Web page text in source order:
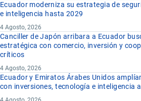
Ecuador moderniza su estrategia de
e inteligencia hasta 2029
4 Agosto, 2026
Canciller de Japón arribara a Ecuador
estratégica con comercio, inversión y
críticos
4 Agosto, 2026
Ecuador y Emiratos Árabes Unidos
con inversiones, tecnología e inteligencia